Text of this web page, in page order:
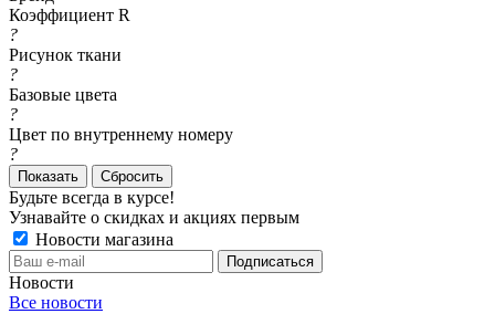
Коэффициент R
?
Рисунок ткани
?
Базовые цвета
?
Цвет по внутреннему номеру
?
Сбросить
Будьте всегда в курсе!
Узнавайте о скидках и акциях первым
Новости магазина
Новости
Все новости